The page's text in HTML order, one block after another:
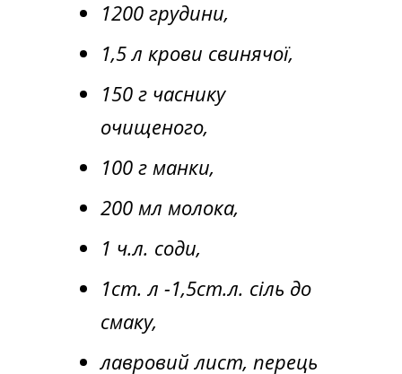
1200 грудини,
1,5 л крови свинячої,
150 г часнику
очищеного,
100 г манки,
200 мл молока,
1 ч.л. соди,
1ст. л -1,5ст.л. сіль до
смаку,
лавровий лист, перець